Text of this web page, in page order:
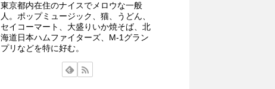
東京都内在住のナイスでメロウな一般
人。ポップミュージック、猫、うどん、
セイコーマート、大盛りいか焼そば、北
海道日本ハムファイターズ、M-1グラン
プリなどを特に好む。